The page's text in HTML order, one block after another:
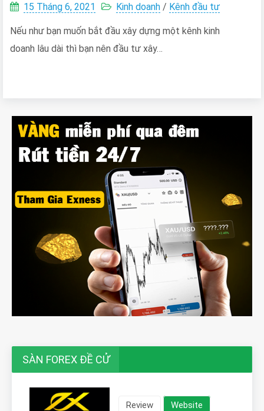
15 Tháng 6, 2021 Kinh doanh / Kênh đầu tư
Nếu như bạn muốn bắt đầu xây dựng một kênh kinh
doanh lâu dài thì bạn nên đầu tư xây…
SÀN FOREX ĐỀ CỬ
Review Website